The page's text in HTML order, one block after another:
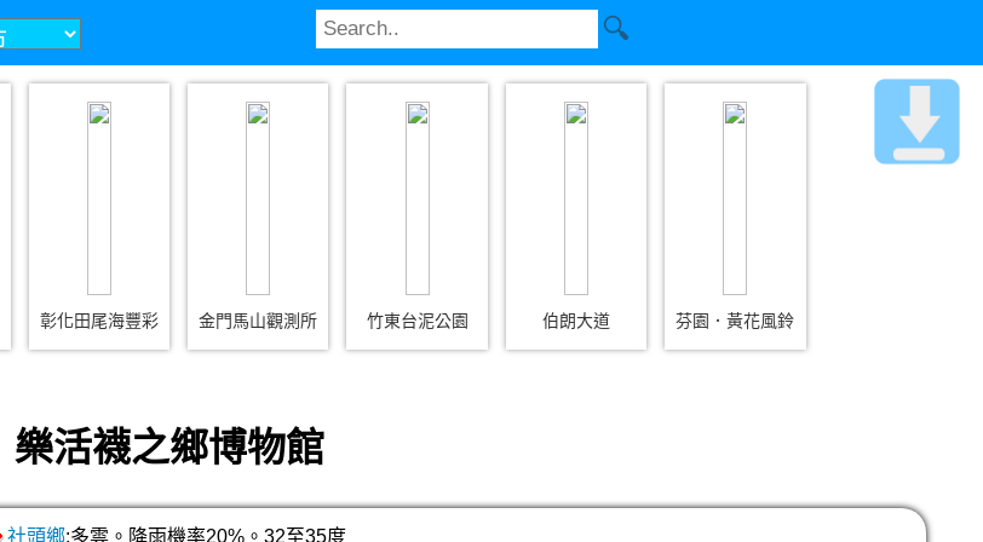
彰化田尾海豐彩 金門馬山觀測所 竹東台泥公園 伯朗大道 芬園．黃花風鈴
樂活襪之鄉博物館
社頭鄉:多雲。降雨機率20%。32至35度